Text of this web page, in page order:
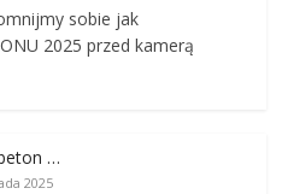
sobie jak
2025 przed kamerą
…
2025